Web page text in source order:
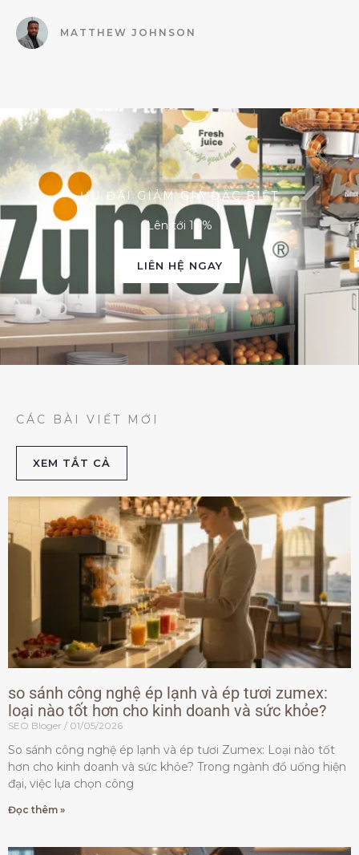
MATTHEW JOHNSON
ƯU ĐÃI GIẢM GIÁ ĐẶC BIỆT
Lên tới 10%
LIÊN HỆ NGAY
CÁC BÀI VIẾT MỚI
XEM TẮT CẢ
so sánh công nghệ ép lạnh và ép tươi zumex:
loại nào tốt hơn cho kinh doanh và sức khỏe?
SEO Bloger 01/05/2026
So sánh công nghệ ép lạnh và ép tươi Zumex: Loại nào tốt
hơn cho kinh doanh và sức khỏe? Trong ngành đồ uống hiện
đại, việc lựa chọn công
Đọc thêm »